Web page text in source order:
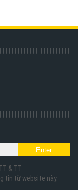
& TT.
tin từ website này.